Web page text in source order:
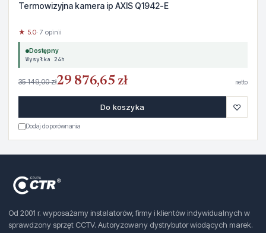
Termowizyjna kamera ip AXIS Q1942-E
★ 5.0· 7 opinii
Dostępny
Wysyłka 24h
35 149,00 zł29 876,65 zł netto
Do koszyka ♡
Dodaj do porównania
Od 2001 r. wyposażamy instalatorów, firmy i klientów indywidualnych w
sprawdzony sprzęt CCTV. Autoryzowany dystrybutor wiodących marek.